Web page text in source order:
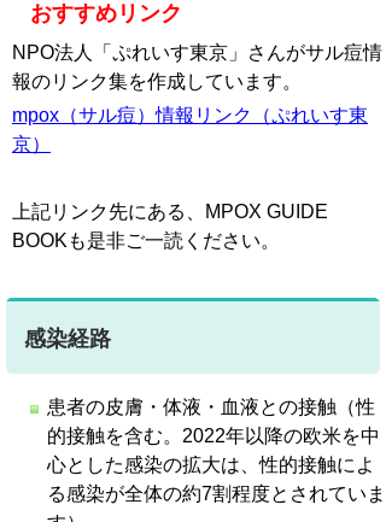
おすすめリンク
NPO法人「ぷれいす東京」さんがサル痘情
報のリンク集を作成しています。
mpox（サル痘）情報リンク（ぷれいす東
京）
上記リンク先にある、MPOX GUIDE
BOOKも是非ご一読ください。
感染経路
患者の皮膚・体液・血液との接触（性
的接触を含む。2022年以降の欧米を中
心とした感染の拡大は、性的接触によ
る感染が全体の約7割程度とされていま